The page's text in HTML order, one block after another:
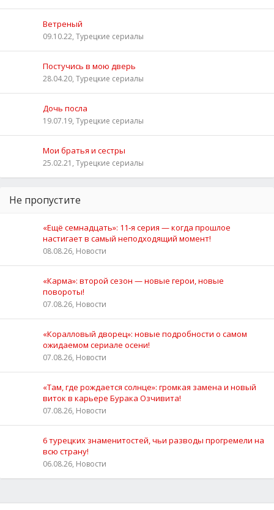
Ветреный
09.10.22, Турецкие сериалы
Постучись в мою дверь
28.04.20, Турецкие сериалы
Дочь посла
19.07.19, Турецкие сериалы
Мои братья и сестры
25.02.21, Турецкие сериалы
Не пропустите
«Ещё семнадцать»: 11‑я серия — когда прошлое
настигает в самый неподходящий момент!
08.08.26, Новости
«Карма»: второй сезон — новые герои, новые
повороты!
07.08.26, Новости
«Коралловый дворец»: новые подробности о самом
ожидаемом сериале осени!
07.08.26, Новости
«Там, где рождается солнце»: громкая замена и новый
виток в карьере Бурака Озчивита!
07.08.26, Новости
6 турецких знаменитостей, чьи разводы прогремели на
всю страну!
06.08.26, Новости